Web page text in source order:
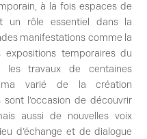
à la fois espaces de
un rôle essentiel dans la
manifestations comme la
expositions temporaires du
travaux de centaines
varié de la création
l’occasion de découvrir
aussi de nouvelles voix
d’échange et de dialogue